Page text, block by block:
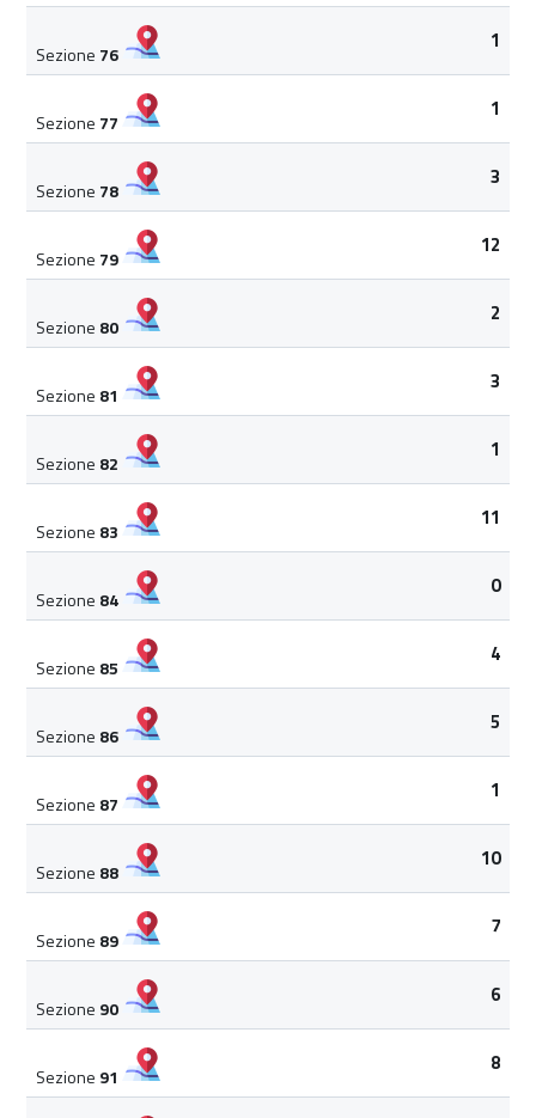
Sezione 76
1
Sezione 77
1
Sezione 78
3
Sezione 79
12
Sezione 80
2
Sezione 81
3
Sezione 82
1
Sezione 83
11
Sezione 84
0
Sezione 85
4
Sezione 86
5
Sezione 87
1
Sezione 88
10
Sezione 89
7
Sezione 90
6
Sezione 91
8